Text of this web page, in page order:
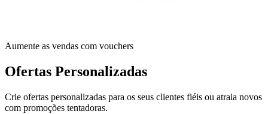
Aumente as vendas com vouchers
Ofertas Personalizadas
Crie ofertas personalizadas para os seus clientes fiéis ou atraia novos
com promoções tentadoras.